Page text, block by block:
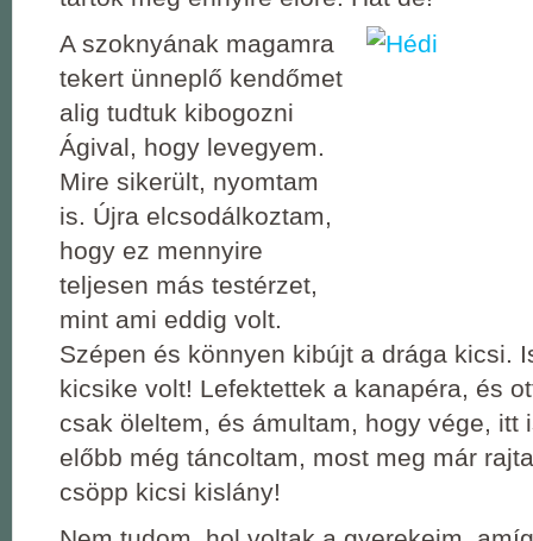
A szoknyának magamra
tekert ünneplő kendőmet
alig tudtuk kibogozni
Ágival, hogy levegyem.
Mire sikerült, nyomtam
is. Újra elcsodálkoztam,
hogy ez mennyire
teljesen más testérzet,
mint ami eddig volt.
Szépen és könnyen kibújt a drága kicsi.
kicsike volt! Lefektettek a kanapéra, és
csak öleltem, és ámultam, hogy vége, itt
előbb még táncoltam, most meg már
csöpp kicsi kislány!